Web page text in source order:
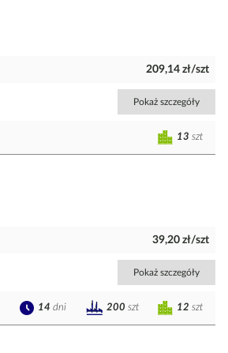
209,14 zł/szt
Pokaż szczegóły
13 szt
39,20 zł/szt
Pokaż szczegóły
12 szt
14 dni 200 szt